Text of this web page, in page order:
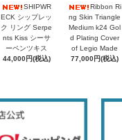
SHIPWR
ECK シップレッ
ク リング Serpe
nts Kiss シーサ
ーペンツキス
44,000円(税込)
Ribbon Ri
ng Skin Triangle
Medium k24 Gol
d Plating Cover
of Legio Made
77,000円(税込)